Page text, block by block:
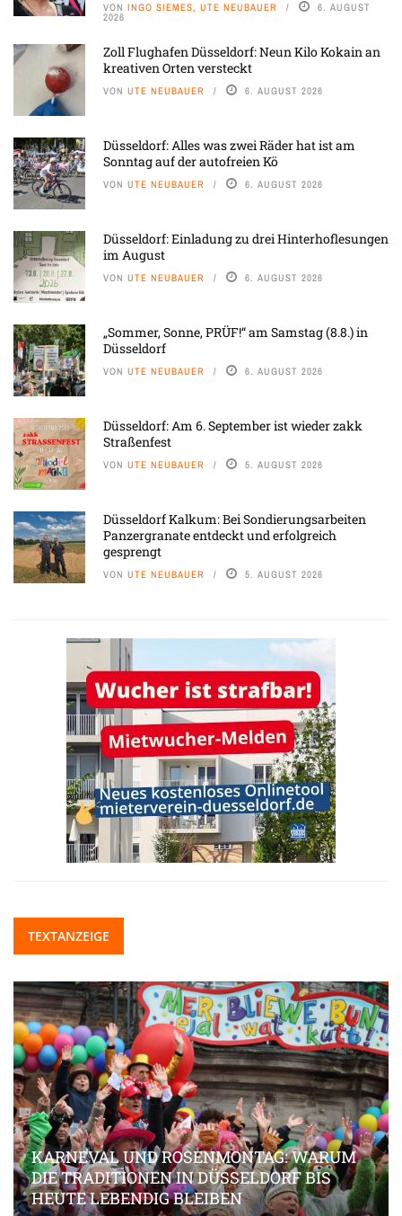
VON INGO SIEMES, UTE NEUBAUER 6. AUGUST
2026
Zoll Flughafen Düsseldorf: Neun Kilo Kokain an
kreativen Orten versteckt
VON UTE NEUBAUER 6. AUGUST 2026
Düsseldorf: Alles was zwei Räder hat ist am
Sonntag auf der autofreien Kö
VON UTE NEUBAUER 6. AUGUST 2026
Düsseldorf: Einladung zu drei Hinterhoflesungen
im August
VON UTE NEUBAUER 6. AUGUST 2026
„Sommer, Sonne, PRÜF!“ am Samstag (8.8.) in
Düsseldorf
VON UTE NEUBAUER 6. AUGUST 2026
Düsseldorf: Am 6. September ist wieder zakk
Straßenfest
VON UTE NEUBAUER 5. AUGUST 2026
Düsseldorf Kalkum: Bei Sondierungsarbeiten
Panzergranate entdeckt und erfolgreich
gesprengt
VON UTE NEUBAUER 5. AUGUST 2026
TEXTANZEIGE
KARNEVAL UND ROSENMONTAG: WARUM
DIE TRADITIONEN IN DÜSSELDORF BIS
HEUTE LEBENDIG BLEIBEN